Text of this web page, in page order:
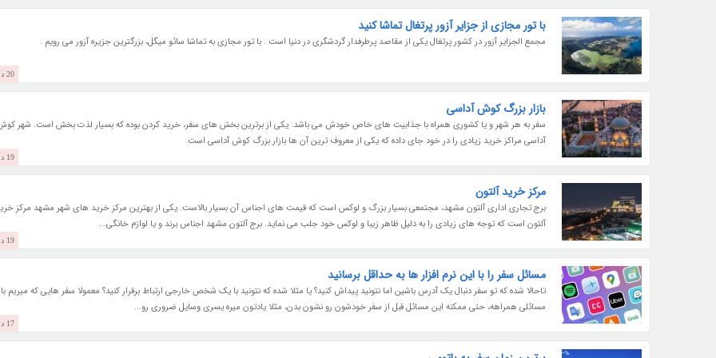
با تور مجازی از جزایر آزور پرتغال تماشا کنید
مجمع الجزایر آزور در کشور پرتغال یکی از مقاصد پرطرفدار گردشگری در دنیا است . با تور مجازی به تماشا سائو میگل، بزرگترین جزیره آزور می رویم .
20 دی 1403
بازار بزرگ کوش آداسی
سفر به هر شهر و یا کشوری همراه با جذابیت های خاص خودش می باشد. یکی از برترین بخش های سفر، خرید کردن بوده که بسیار لذت بخش است. شهر
آداسی مراکز خرید زیادی را در خود جای داده که یکی از معروف ترین آن ها بازار بزرگ کوش آداسی است.
19 دی 1403
مرکز خرید آلتون
برج تجاری اداری آلتون مشهد، مجتمعی بسیار بزرگ و لوکس است که قیمت های اجناس آن بسیار بالاست. یکی از بهترین مرکز خرید های شهر مشهد مرکز
آلتون است که توجه های زیادی را به دلیل ظاهر زیبا و لوکس خود جلب می نماید. برج آلتون مشهد اجناس برند و یا لوازم خانگی...
19 دی 1403
مسائل سفر را با این نرم افزار ها به حداقل برسانید
تاحالا شده که تو سفر دنبال یک آدرس باشین اما نتونید پیداش کنید؟ یا مثلا شده که نتونید با یک شخص خارجی ارتباط برقرار کنید؟ معمولا سفر هایی که میریم با
مسائلی همراهه، حتی ممکنه این مسائل قبل از سفر خودشون رو نشون بدن، مثلا یادتون میره یسری وسایل ضروری رو...
17 دی 1403